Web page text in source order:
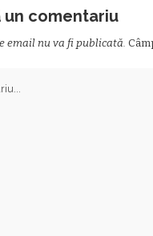
un comentariu
email nu va fi publicată.